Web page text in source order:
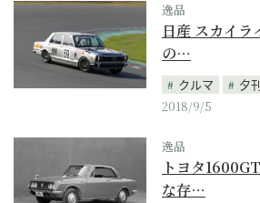
逸品
日産 スカイ
の…
クルマ
夕
2018/9/5
逸品
トヨタ
な存…